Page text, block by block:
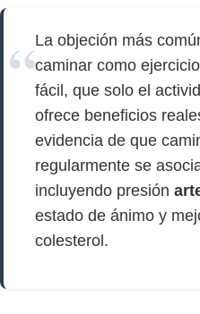
La objeción más
caminar como
fácil, que solo el
ofrece beneficios
evidencia de que
regularmente se
incluyendo presión
estado de ánimo y
colesterol.